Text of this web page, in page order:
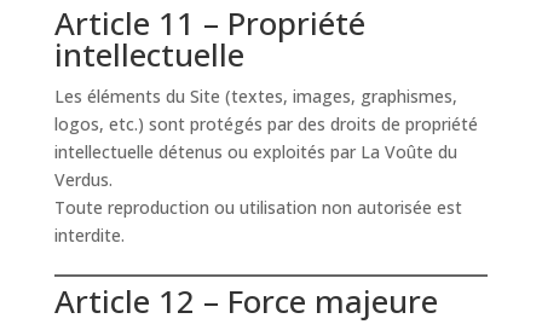
Article 11 – Propriété
intellectuelle
Les éléments du Site (textes, images, graphismes,
logos, etc.) sont protégés par des droits de propriété
intellectuelle détenus ou exploités par La Voûte du
Verdus.
Toute reproduction ou utilisation non autorisée est
interdite.
Article 12 – Force majeure